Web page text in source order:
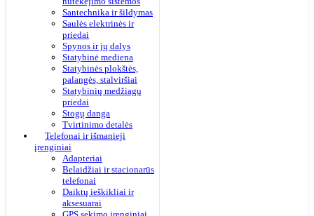
Santechnika ir šildymas
Saulės elektrinės ir
priedai
Spynos ir jų dalys
Statybinė mediena
Statybinės plokštės,
palangės, stalviršiai
Statybinių medžiagų
priedai
Stogų danga
Tvirtinimo detalės
Telefonai ir išmanieji
įrenginiai
Adapteriai
Belaidžiai ir stacionarūs
telefonai
Daiktų ieškikliai ir
aksesuarai